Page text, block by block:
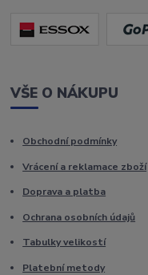
VŠE O NÁKUPU
Obchodní podmínky
Vrácení a reklamace zboží
Doprava a platba
Ochrana osobních údajů
Tabulky velikostí
Platební metody